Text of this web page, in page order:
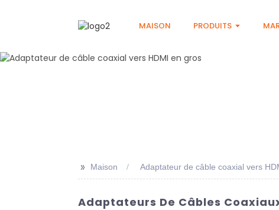
MAISON PRODUITS
>> Maison Adaptateur de câble coaxial vers
Adaptateurs De Câbles